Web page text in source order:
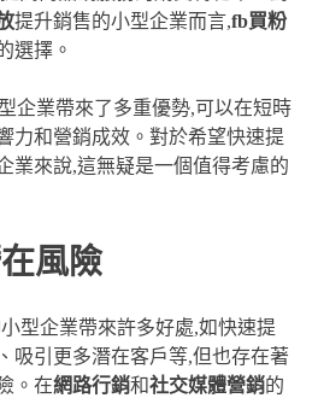
提升銷售的小型企業而言,fb買粉
選擇。
企業帶來了多重優勢,可以在短時
力和營銷成效。對於希望快速提
業來說,這無疑是一個值得考慮的
風險
型企業帶來許多好處,如快速提
吸引更多潛在客戶等,但也存在著
。在網路行銷和社交媒體營銷的